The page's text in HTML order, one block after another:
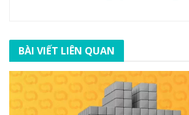
BÀI VIẾT LIÊN QUAN